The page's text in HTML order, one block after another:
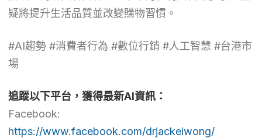
疑將提升生活品質並改變購物習慣。
#AI趨勢 #消費者行為 #數位行銷 #人工智慧 #台港市
場
追蹤以下平台，獲得最新AI資訊：
Facebook:
https://www.facebook.com/drjackeiwong/